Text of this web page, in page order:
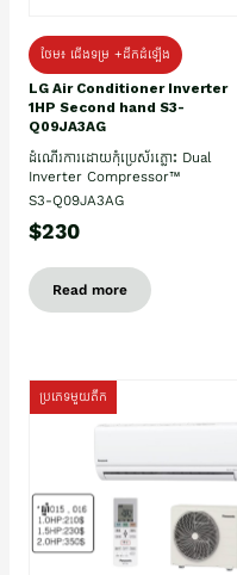
ថែម៖ ជើងទម្រ +ដឹកដំឡើង
LG Air Conditioner Inverter
1HP Second hand S3-
Q09JA3AG
ដំណើរការដោយកុំប្រេស័រភ្លោះ Dual
Inverter Compressor™
S3-Q09JA3AG
$230
Read more
ប្រភេទមួយតឹក